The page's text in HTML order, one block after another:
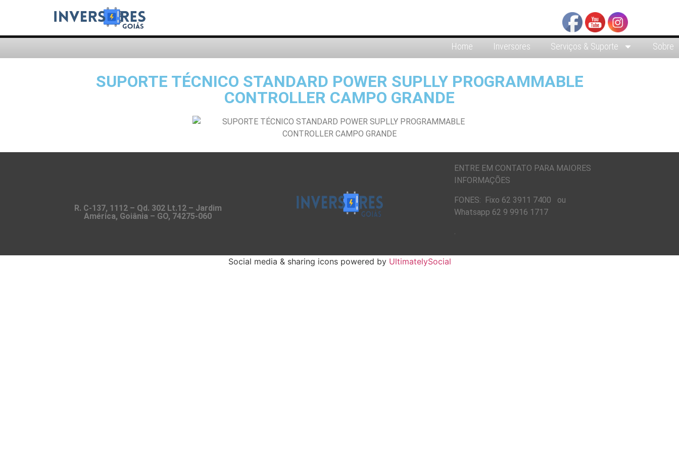
Home Inversores Serviços & Suporte Sobre
SUPORTE TÉCNICO STANDARD POWER SUPLLY PROGRAMMABLE
CONTROLLER CAMPO GRANDE
R. C-137, 1112 – Qd. 302 Lt.12 – Jardim
América, Goiânia – GO, 74275-060
ENTRE EM CONTATO PARA MAIORES
INFORMAÇÕES
FONES: Fixo 62 3911 7400 ou
Whatsapp 62 9 9916 1717
.
Social media & sharing icons powered by UltimatelySocial